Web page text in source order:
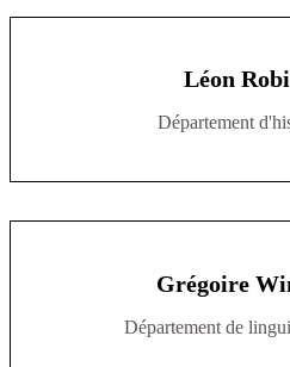
Léon
Département
Grégoire
Département de